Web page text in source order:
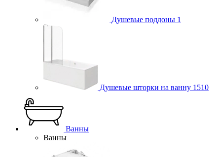
Душевые поддоны 1
Душевые шторки на ванну 1510
Ванны
Ванны